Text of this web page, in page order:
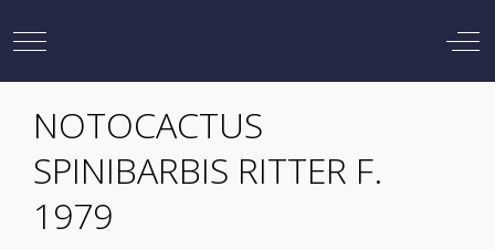
Mobile Menu Toggle
NOTOCACTUS
SPINIBARBIS RITTER F.
1979